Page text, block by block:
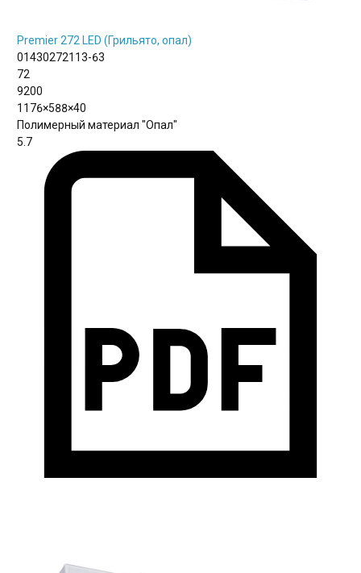
Premier 272 LED (Грильято, опал)
01430272113-63
72
9200
1176×588×40
Полимерный материал "Опал"
5.7